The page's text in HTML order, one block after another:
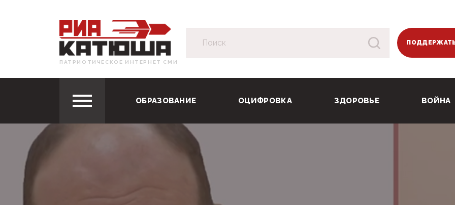
ПАТРИОТИЧЕСКОЕ ИНТЕРНЕТ СМИ
ОБРАЗОВАНИЕ ОЦИФРОВКА ЗДОРОВЬЕ ВОЙНА